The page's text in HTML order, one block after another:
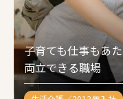
子育ても仕事もあ
両立できる職場